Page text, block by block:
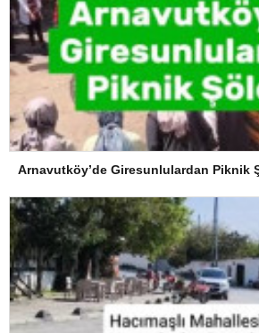
Arnavutköy’de Giresunlulardan Piknik